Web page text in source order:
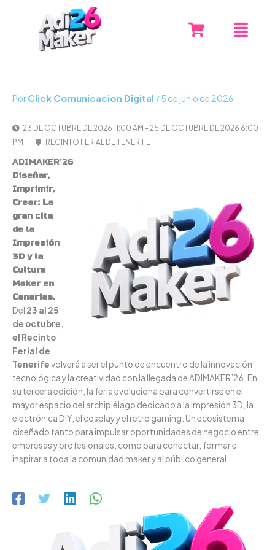
contenido
Menú
PorClick Comunicacion Digital /5 de junio de 2026
23 DE OCTUBRE DE 2026 11:00 AM - 25 DE OCTUBRE DE 2026 6:00
PM
RECINTO FERIAL DE TENERIFE
ADIMAKER’26
Diseñar,
Imprimir,
Crear: La
gran cita
de la
Impresión
3D y la
Cultura
Maker en
Canarias.
Del 23 al 25
de octubre,
el Recinto
Ferial de
Tenerifevolverá a ser el punto de encuentro de la innovación
tecnológica y la creatividad con la llegada de ADIMAKER’26. En
su tercera edición, la feria evoluciona para convertirse en el
mayor espacio del archipiélago dedicado a la impresión 3D, la
electrónica DIY, el cosplay y el retro gaming. Un ecosistema
diseñado tanto para impulsar oportunidades de negocio entre
empresas y profesionales, como para conectar, formar e
inspirar a toda la comunidad maker y al público general.